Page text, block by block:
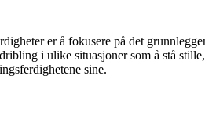
er å fokusere på det
i ulike situasjoner som å stå
sine.